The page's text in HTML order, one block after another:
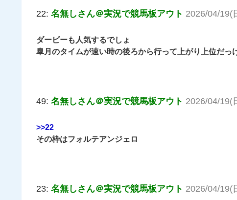
22: 名無しさん＠実況で競馬板アウト 2026/04/19(
ダービーも人気するでしょ
皐月のタイムが速い時の後ろから行って上がり上位だっ
49: 名無しさん＠実況で競馬板アウト 2026/04/19(
>>22
その枠はフォルテアンジェロ
23: 名無しさん＠実況で競馬板アウト 2026/04/19(